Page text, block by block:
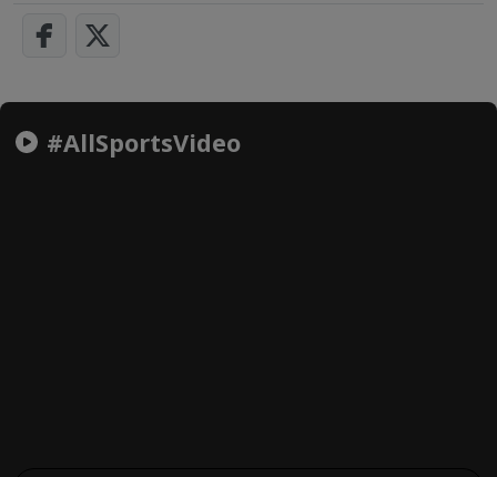
#AllSportsVideo